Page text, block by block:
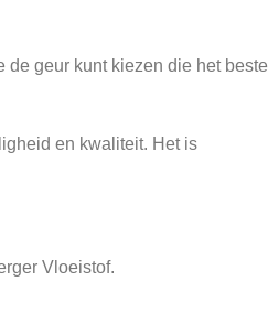
de geur kunt kiezen die het beste
en kwaliteit. Het is
Vloeistof.